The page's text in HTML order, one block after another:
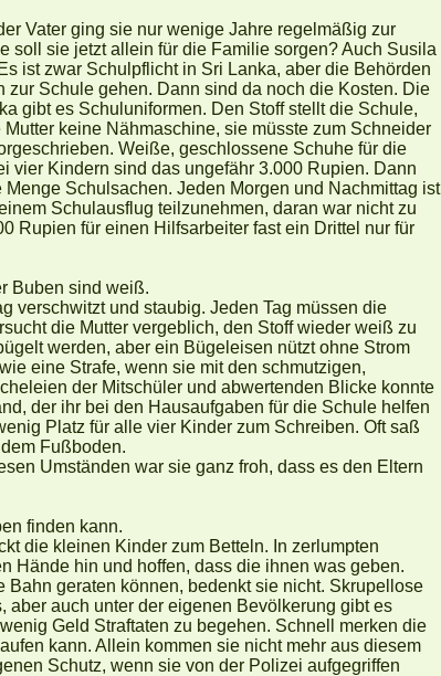
Vater ging sie nur wenige Jahre regelmäßig zur
soll sie jetzt allein für die Familie sorgen? Auch Susila
ist zwar Schulpflicht in Sri Lanka, aber die Behörden
Schule gehen. Dann sind da noch die Kosten. Die
gibt es Schuluniformen. Den Stoff stellt die Schule,
keine Nähmaschine, sie müsste zum Schneider
Weiße, geschlossene Schuhe für die
vier Kindern sind das ungefähr 3.000 Rupien. Dann
Schulsachen. Jeden Morgen und Nachmittag ist
Schulausflug teilzunehmen, daran war nicht zu
Rupien für einen Hilfsarbeiter fast ein Drittel nur für
Buben sind weiß.
verschwitzt und staubig. Jeden Tag müssen die
die Mutter vergeblich, den Stoff wieder weiß zu
werden, aber ein Bügeleisen nützt ohne Strom
eine Strafe, wenn sie mit den schmutzigen,
der Mitschüler und abwertenden Blicke konnte
der ihr bei den Hausaufgaben für die Schule helfen
Platz für alle vier Kinder zum Schreiben. Oft saß
Fußboden.
Umständen war sie ganz froh, dass es den Eltern
finden kann.
die kleinen Kinder zum Betteln. In zerlumpten
Hände hin und hoffen, dass die ihnen was geben.
geraten können, bedenkt sie nicht. Skrupellose
auch unter der eigenen Bevölkerung gibt es
Geld Straftaten zu begehen. Schnell merken die
kann. Allein kommen sie nicht mehr aus diesem
Schutz, wenn sie von der Polizei aufgegriffen